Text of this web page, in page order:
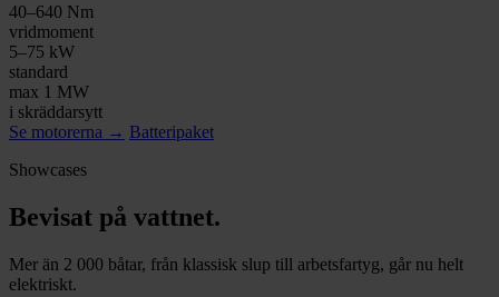
40–640 Nm
vridmoment
5–75 kW
standard
max 1 MW
i skräddarsytt
Se motorerna → Batteripaket
Showcases
Bevisat på vattnet.
Mer än 2 000 båtar, från klassisk slup till arbetsfartyg, går nu helt
elektriskt.